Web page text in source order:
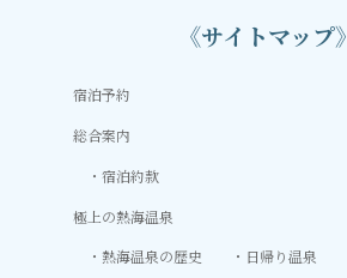
《サイトマップ》
宿泊予約
総合案内
宿泊約款
極上の熱海温泉
熱海温泉の歴史
日帰り温泉